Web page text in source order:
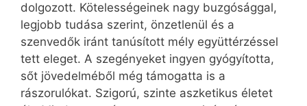
dolgozott. Kötelességeinek nagy buzgósággal,
legjobb tudása szerint, önzetlenül és a
szenvedők iránt tanúsított mély együttérzéssel
tett eleget. A szegényeket ingyen gyógyította,
sőt jövedelméből még támogatta is a
rászorulókat. Szigorú, szinte aszketikus életet